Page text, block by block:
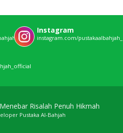
Instagram
instagram.com/
Risalah Penuh Hikmah
Pustaka Al-Bahjah